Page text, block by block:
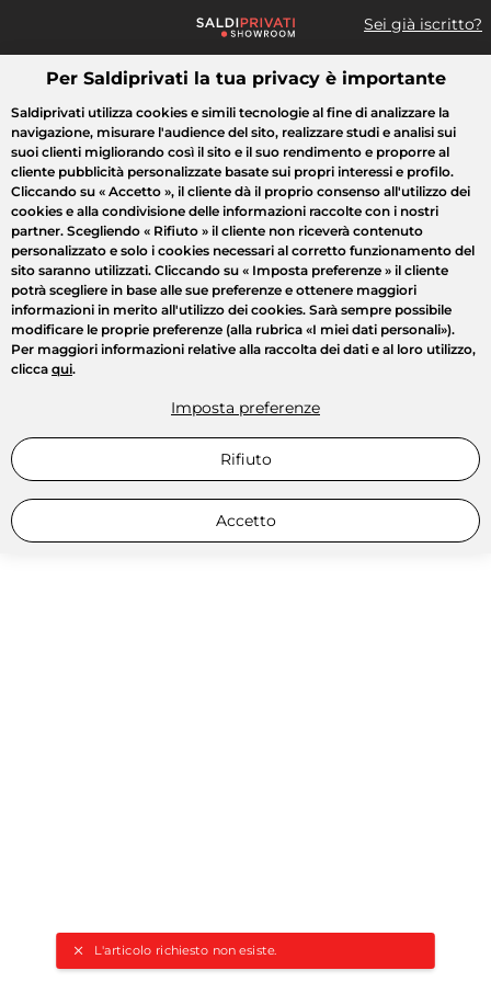
Sei già iscritto?
Cosa cerchi?
L'articolo richiesto non esiste.
Tutte le vendite Moda Casa Bellezza Elettrodomestici
Per Saldiprivati la tua privacy è importante
Saldiprivati utilizza cookies e simili tecnologie al fine di analizzare la
navigazione, misurare l'audience del sito, realizzare studi e analisi sui
suoi clienti migliorando così il sito e il suo rendimento e proporre al
cliente pubblicità personalizzate basate sui propri interessi e profilo.
Cliccando su « Accetto », il cliente dà il proprio consenso all'utilizzo dei
cookies e alla condivisione delle informazioni raccolte con i nostri
partner. Scegliendo « Rifiuto » il cliente non riceverà contenuto
personalizzato e solo i cookies necessari al corretto funzionamento del
sito saranno utilizzati. Cliccando su « Imposta preferenze » il cliente
potrà scegliere in base alle sue preferenze e ottenere maggiori
informazioni in merito all'utilizzo dei cookies. Sarà sempre possibile
modificare le proprie preferenze (alla rubrica «I miei dati personali»).
Per maggiori informazioni relative alla raccolta dei dati e al loro utilizzo,
clicca qui.
Imposta preferenze
Rifiuto
Accetto